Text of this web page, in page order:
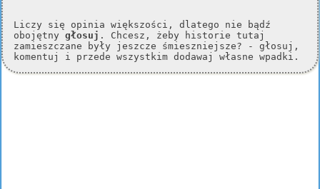
Liczy się opinia większości, dlatego nie bądź
obojętny głosuj . Chcesz, żeby historie tutaj
zamieszczane były jeszcze śmieszniejsze? - głosuj,
komentuj i przede wszystkim dodawaj własne wpadki.